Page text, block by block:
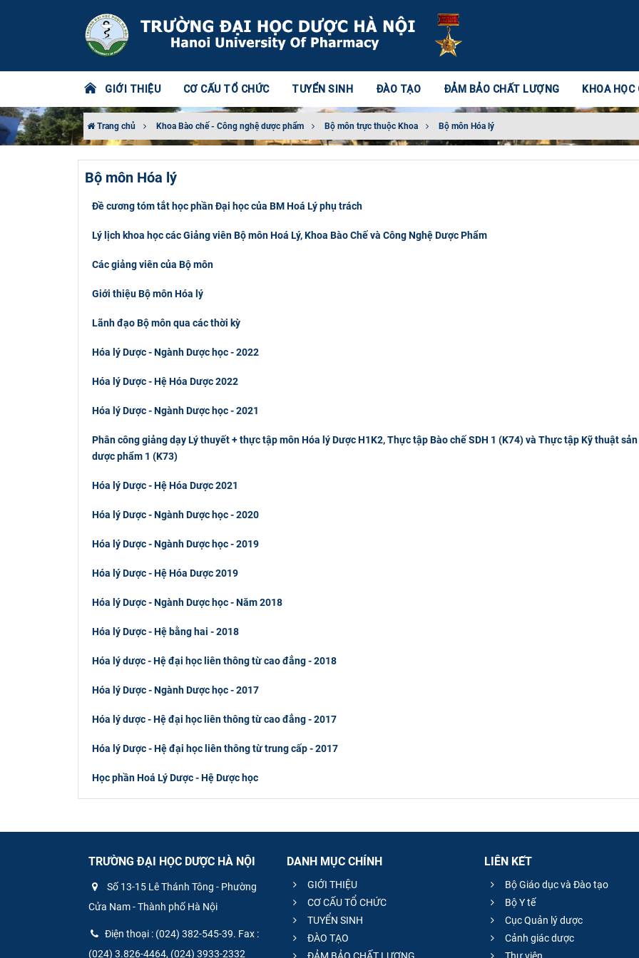
GIỚI THIỆU CƠ CẤU TỔ CHỨC TUYỂN SINH ĐÀO TẠO ĐẢM BẢO CHẤT LƯỢNG KHOA HỌC
Trang chủ Khoa Bào chế - Công nghệ dược phẩm Bộ môn trực thuộc Khoa Bộ môn Hóa lý
Bộ môn Hóa lý
Đề cương tóm tắt học phần Đại học của BM Hoá Lý phụ trách
Lý lịch khoa học các Giảng viên Bộ môn Hoá Lý, Khoa Bào Chế và Công Nghệ Dược Phẩm
Các giảng viên của Bộ môn
Giới thiệu Bộ môn Hóa lý
Lãnh đạo Bộ môn qua các thời kỳ
Hóa lý Dược - Ngành Dược học - 2022
Hóa lý Dược - Hệ Hóa Dược 2022
Hóa lý Dược - Ngành Dược học - 2021
Phân công giảng dạy Lý thuyết + thực tập môn Hóa lý Dược H1K2, Thực tập Bào chế SDH 1 (K74) và Thực tập Kỹ thuật
dược phẩm 1 (K73)
Hóa lý Dược - Hệ Hóa Dược 2021
Hóa lý Dược - Ngành Dược học - 2020
Hóa lý Dược - Ngành Dược học - 2019
Hóa lý Dược - Hệ Hóa Dược 2019
Hóa lý Dược - Ngành Dược học - Năm 2018
Hóa lý Dược - Hệ bằng hai - 2018
Hóa lý dược - Hệ đại học liên thông từ cao đẳng - 2018
Hóa lý Dược - Ngành Dược học - 2017
Hóa lý dược - Hệ đại học liên thông từ cao đẳng - 2017
Hóa lý Dược - Hệ đại học liên thông từ trung cấp - 2017
Học phần Hoá Lý Dược - Hệ Dược học
TRƯỜNG ĐẠI HỌC DƯỢC HÀ NỘI
Số 13-15 Lê Thánh Tông - Phường
Cửa Nam - Thành phố Hà Nội
Điện thoại : (024) 382-545-39. Fax :
(024) 3.826-4464, (024) 3933-2332
DANH MỤC CHÍNH
GIỚI THIỆU
CƠ CẤU TỔ CHỨC
TUYỂN SINH
ĐÀO TẠO
LIÊN KẾT
Bộ Giáo dục và Đào tạo
Bộ Y tế
Cục Quản lý dược
Cảnh giác dược